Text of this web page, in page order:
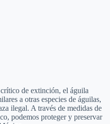
de extinción, el águila
a otras especies de águilas,
ilegal. A través de medidas de
podemos proteger y preservar